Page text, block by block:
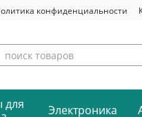
конфиденциальности
для
Электроника